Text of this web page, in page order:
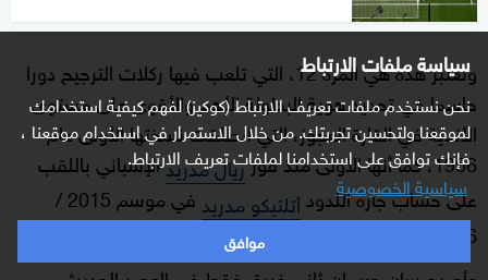
سياسة ملفات الارتباط
نحن نستخدم ملفات تعريف الارتباط (كوكيز) لفهم كيفية استخدامك
لموقعنا ولتحسين تجربتك. من خلال الاستمرار في استخدام موقعنا ،
فإنك توافق على استخدامنا لملفات تعريف الارتباط.
سياسية الخصوصية
موافق
وتعتبر هذه هي المرة 12، التي تلعب فيها ركلات الترجيح دورا
حاسما في تحديد هوية البطولة الأهم والأقوى على مستوى
الأندية في القارة العجوز، التي انطلقت نسختها الأولى عام
1956، كما أنها الأولى منذ فوز
ريال مدريدالإسباني باللقب
على حساب جاره اللدودأتلتيكو مدريد
في موسم 2015 /
2016.